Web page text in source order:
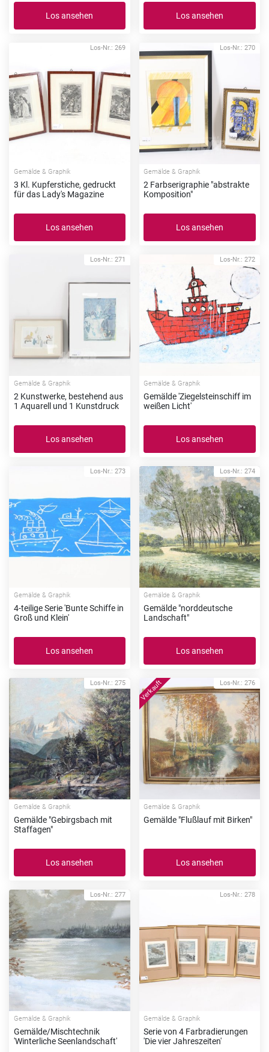
Los ansehen Los ansehen
Los-Nr.: 269
Gemälde & Graphik
3 Kl. Kupferstiche, gedruckt
für das Lady's Magazine
Los ansehen
Los-Nr.: 270
Gemälde & Graphik
2 Farbserigraphie "abstrakte
Komposition"
Los ansehen
Los-Nr.: 271
Gemälde & Graphik
2 Kunstwerke, bestehend aus
1 Aquarell und 1 Kunstdruck
Los ansehen
Los-Nr.: 272
Gemälde & Graphik
Gemälde 'Ziegelsteinschiff im
weißen Licht'
Los ansehen
Los-Nr.: 273
Gemälde & Graphik
4-teilige Serie 'Bunte Schiffe in
Groß und Klein'
Los ansehen
Los-Nr.: 274
Gemälde & Graphik
Gemälde "norddeutsche
Landschaft"
Los ansehen
Los-Nr.: 275
Gemälde & Graphik
Gemälde "Gebirgsbach mit
Staffagen"
Los ansehen
Los-Nr.: 276
Gemälde & Graphik
Gemälde "Flußlauf mit Birken"
Los ansehen
Los-Nr.: 277
Gemälde & Graphik
Gemälde/Mischtechnik
'Winterliche Seenlandschaft'
Los-Nr.: 278
Gemälde & Graphik
Serie von 4 Farbradierungen
'Die vier Jahreszeiten'